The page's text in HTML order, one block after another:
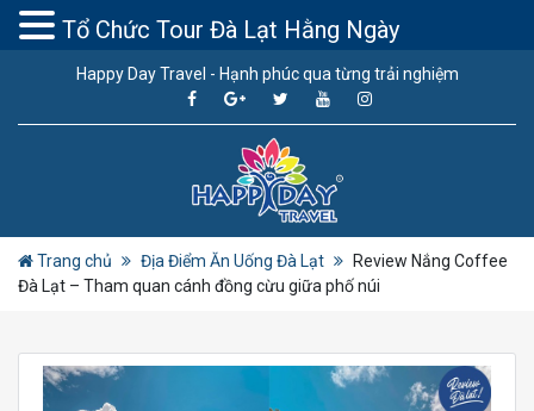
Happy Day Travel - Hạnh phúc qua từng trải nghiệm
Trang chủ Địa Điểm Ăn Uống Đà Lạt
Review Nắng Coffee
Đà Lạt – Tham quan cánh đồng cừu giữa phố núi
Tổ Chức Tour Đà Lạt Hằng Ngày